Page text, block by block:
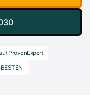
ProvenExpert